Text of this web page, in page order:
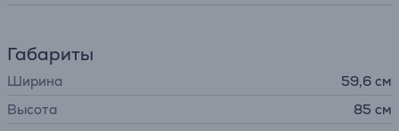
Габариты
Ширина
59,6 см
Высота
85 см